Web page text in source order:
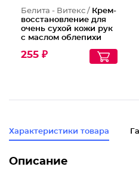
Белита - Витекс / Крем-
восстановление для
очень сухой кожи рук
с маслом облепихи
Cream for Dry and Dry
255 ₽
Характеристики товара
Описание